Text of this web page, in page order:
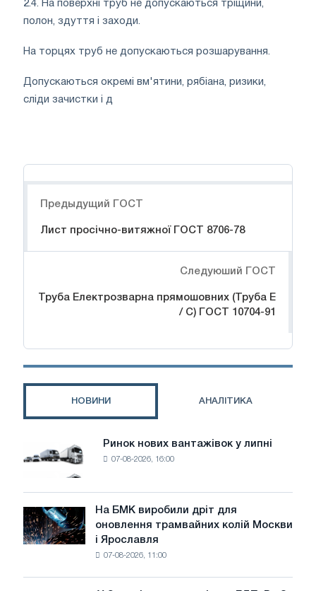
2.4. На поверхні труб не допускаються тріщини,
полон, здуття і заходи.
На торцях труб не допускаються розшарування.
Допускаються окремі вм'ятини, рябіана, ризики,
сліди зачистки і д
Предыдущий ГОСТ
Лист просічно-витяжної ГОСТ 8706-78
Следуюший ГОСТ
Труба Електрозварна прямошовних (Труба Е
/ С) ГОСТ 10704-91
НОВИНИ АНАЛІТИКА
Ринок
нових
вантажівок
у
липні
Ринок нових вантажівок у липні
07-08-2026, 16:00
На
БМК
виробили
На БМК виробили дріт для
оновлення трамвайних колій Москви
і Ярославля
07-08-2026, 11:00